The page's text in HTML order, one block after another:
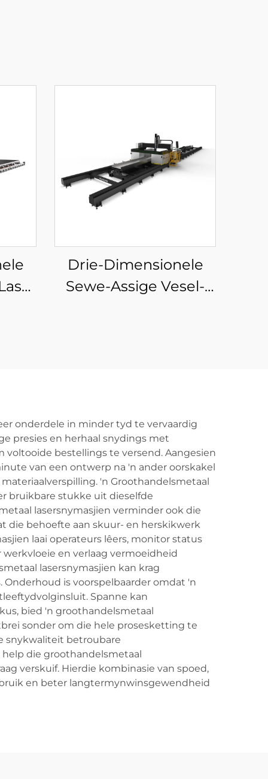
Drie-Dimensionele
Sewe-Assige Vesel-
onderdele in minder tyd te vervaardig
presies en herhaal snydings met
bestellings te versend. Aangesien
van een ontwerp na 'n ander oorskakel
'n Groothandelsmetaal
bruikbare stukke uit dieselfde
lasersnymasjien verminder ook die
die behoefte aan skuur- en herskikwerk
laai operateurs lêers, monitor status
en verlaag vermoeidheid
lasersnymasjien kan krag
is voorspelbaarder omdat 'n
Spanne kan
bied 'n groothandelsmetaal
sonder om die hele prosesketting te
snykwaliteit betroubare
die groothandelsmetaal
verskuif. Hierdie kombinasie van spoed,
en beter langtermynwinsgewendheid